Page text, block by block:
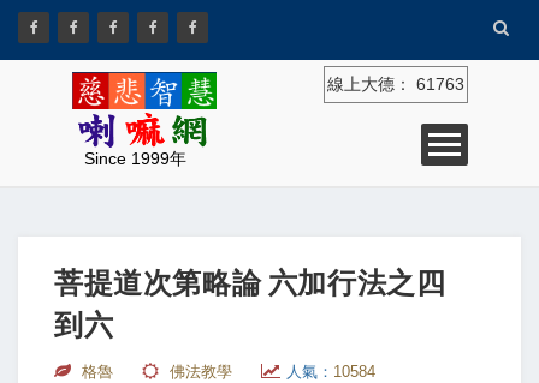
Since 1999年
線上大德： 61763
菩提道次第略論 六加行法之四
到六
格魯 佛法教學 人氣： 10584